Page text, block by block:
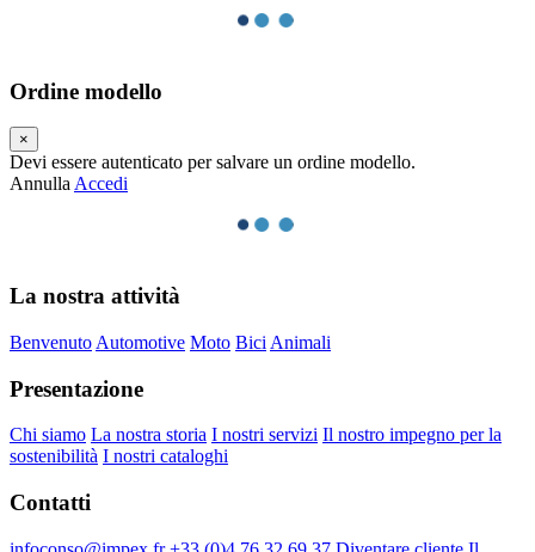
Ordine modello
×
Devi essere autenticato per salvare un ordine modello.
Annulla Accedi
La nostra attività
Benvenuto Automotive Moto Bici Animali
Presentazione
Chi siamo La nostra storia I nostri servizi Il nostro impegno per la
sostenibilità I nostri cataloghi
Contatti